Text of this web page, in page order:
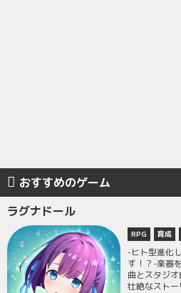
おすすめのゲーム
ラグナドール
RPG 育成
-ヒト型進化
す！？-楽器
曲とスタジ
壮絶なスト